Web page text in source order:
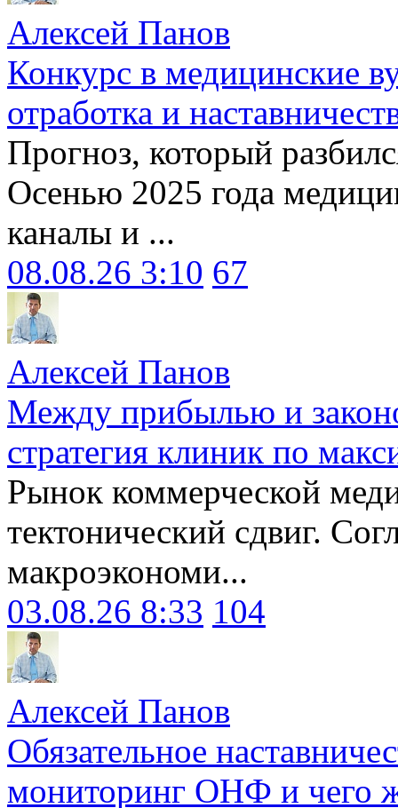
Алексей Панов
Конкурс в медицинские
отработка и
Прогноз, который
Осенью 2025 года
каналы и ...
08.08.26 3:10 67
Алексей Панов
Между прибылью и
стратегия клиник по
Рынок коммерческой
тектонический сдвиг.
макроэкономи...
03.08.26 8:33 104
Алексей Панов
Обязательное
мониторинг ОНФ и чего